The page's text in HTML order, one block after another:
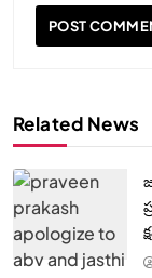
Related News